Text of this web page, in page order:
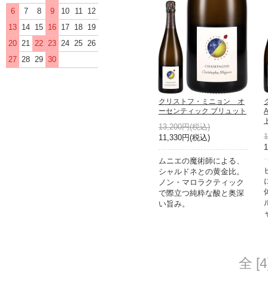
クリストフ・ミニョン オ
ーセンティック ブリュット
13,200円(税込)
11,330円(税込)
ムニエの魔術師による、
シャルドネとの黄金比。
ノン・マロラクティック
で際立つ純粋な酸と奥深
い旨み。
全
6
7 8 9 10 11
12
13 14 15 16 17 18 19
20 21 22 23 24 25 26
27 28 29 30